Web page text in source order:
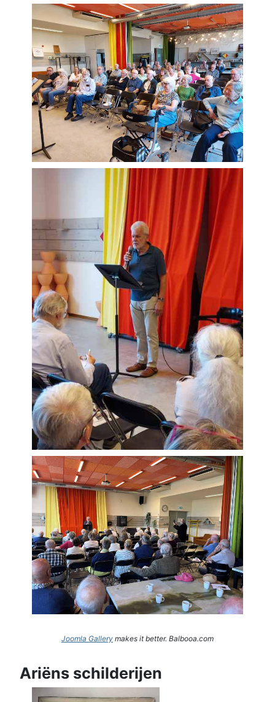
Joomla Gallery makes it better. Balbooa.com
Ariëns schilderijen